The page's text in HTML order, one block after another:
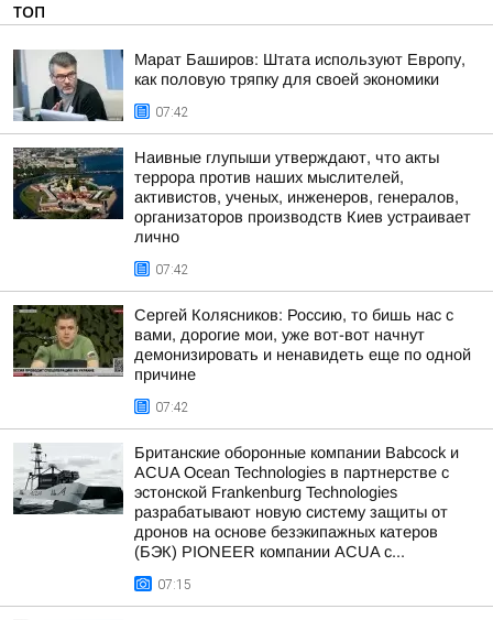
ТОП
Марат Баширов: Штата используют Европу,
как половую тряпку для своей экономики
07:42
Наивные глупыши утверждают, что акты
террора против наших мыслителей,
активистов, ученых, инженеров, генералов,
организаторов производств Киев устраивает
лично
07:42
Сергей Колясников: Россию, то бишь нас с
вами, дорогие мои, уже вот-вот начнут
демонизировать и ненавидеть еще по одной
причине
07:42
Британские оборонные компании Babcock и
ACUA Ocean Technologies в партнерстве с
эстонской Frankenburg Technologies
разрабатывают новую систему защиты от
дронов на основе безэкипажных катеров
(БЭК) PIONEER компании ACUA с...
07:15